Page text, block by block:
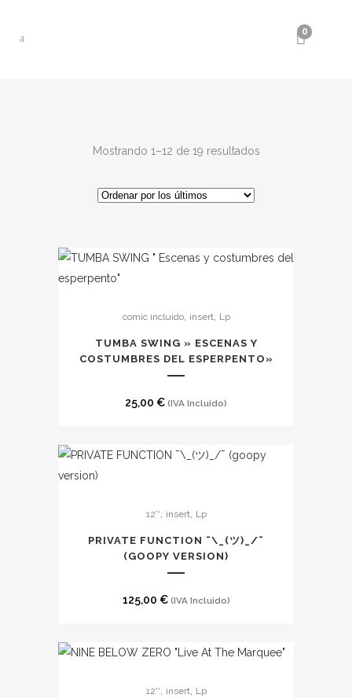
0
Mostrando 1–12 de 19 resultadosOrdenado
comic incluido, insert, Lp
TUMBA SWING » ESCENAS Y
COSTUMBRES DEL ESPERPENTO»
25,00 € (IVA Incluido)
pueden
12'' insert, Lp
PRIVATE FUNCTION ¯\_(ツ)_/¯
(GOOPY VERSION)
125,00 € (IVA Incluido)
12'' insert, Lp